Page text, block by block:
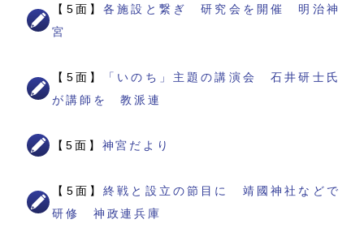
【5面】各施設と繋ぎ 研究会を開催 明治神
宮
【5面】
「いのち」主題の講演会 石井研士氏
が講師を 教派連
【5面】 神宮だより
【5面】終戦と設立の節目に 靖國神社などで
研修 神政連兵庫